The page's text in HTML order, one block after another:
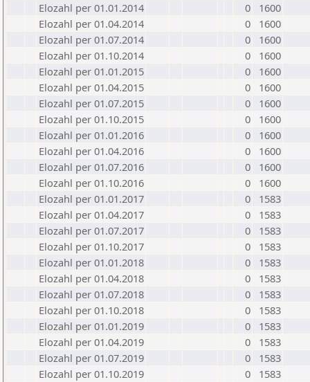
Elozahl per 01.01.2014
0
1600
Elozahl per 01.04.2014
0
1600
Elozahl per 01.07.2014
0
1600
Elozahl per 01.10.2014
0
1600
Elozahl per 01.01.2015
0
1600
Elozahl per 01.04.2015
0
1600
Elozahl per 01.07.2015
0
1600
Elozahl per 01.10.2015
0
1600
Elozahl per 01.01.2016
0
1600
Elozahl per 01.04.2016
0
1600
Elozahl per 01.07.2016
0
1600
Elozahl per 01.10.2016
0
1600
Elozahl per 01.01.2017
0
1583
Elozahl per 01.04.2017
0
1583
Elozahl per 01.07.2017
0
1583
Elozahl per 01.10.2017
0
1583
Elozahl per 01.01.2018
0
1583
Elozahl per 01.04.2018
0
1583
Elozahl per 01.07.2018
0
1583
Elozahl per 01.10.2018
0
1583
Elozahl per 01.01.2019
0
1583
Elozahl per 01.04.2019
0
1583
Elozahl per 01.07.2019
0
1583
Elozahl per 01.10.2019
0
1583